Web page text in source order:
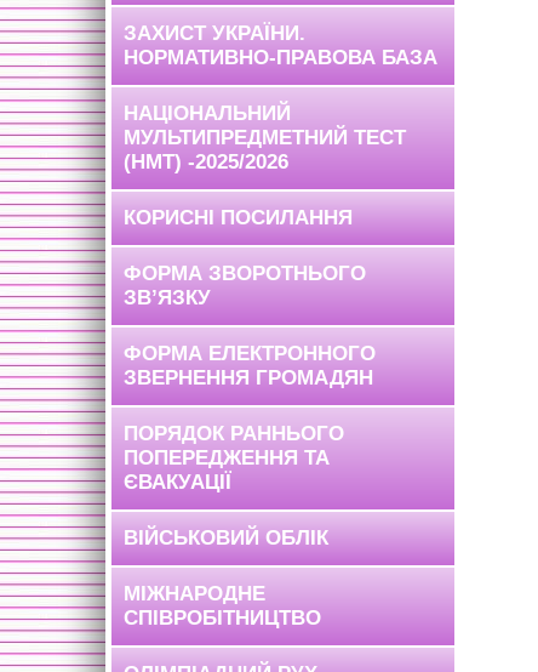
ЗАХИСТ УКРАЇНИ.
НОРМАТИВНО-ПРАВОВА БАЗА
НАЦІОНАЛЬНИЙ
МУЛЬТИПРЕДМЕТНИЙ ТЕСТ
(НМТ) -2025/2026
КОРИСНІ ПОСИЛАННЯ
ФОРМА ЗВОРОТНЬОГО
ЗВ’ЯЗКУ
ФОРМА ЕЛЕКТРОННОГО
ЗВЕРНЕННЯ ГРОМАДЯН
ПОРЯДОК РАННЬОГО
ПОПЕРЕДЖЕННЯ ТА
ЄВАКУАЦІЇ
ВІЙСЬКОВИЙ ОБЛІК
МІЖНАРОДНЕ
СПІВРОБІТНИЦТВО